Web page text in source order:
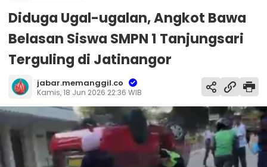
Diduga Ugal-ugalan, Angkot Bawa
Belasan Siswa SMPN 1 Tanjungsari
Terguling di Jatinangor
jabar.memanggil.co
Kamis, 18 Jun 2026 22:36 WIB